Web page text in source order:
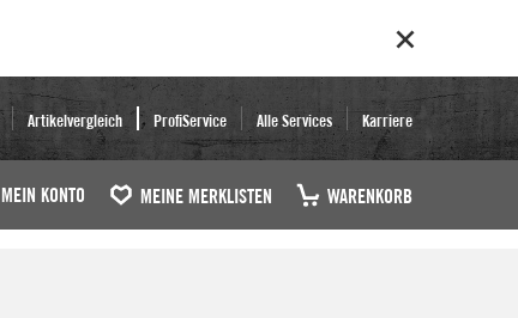
Artikelvergleich ProfiService Alle Services Karriere
MEIN KONTO MEINE MERKLISTEN WARENKORB